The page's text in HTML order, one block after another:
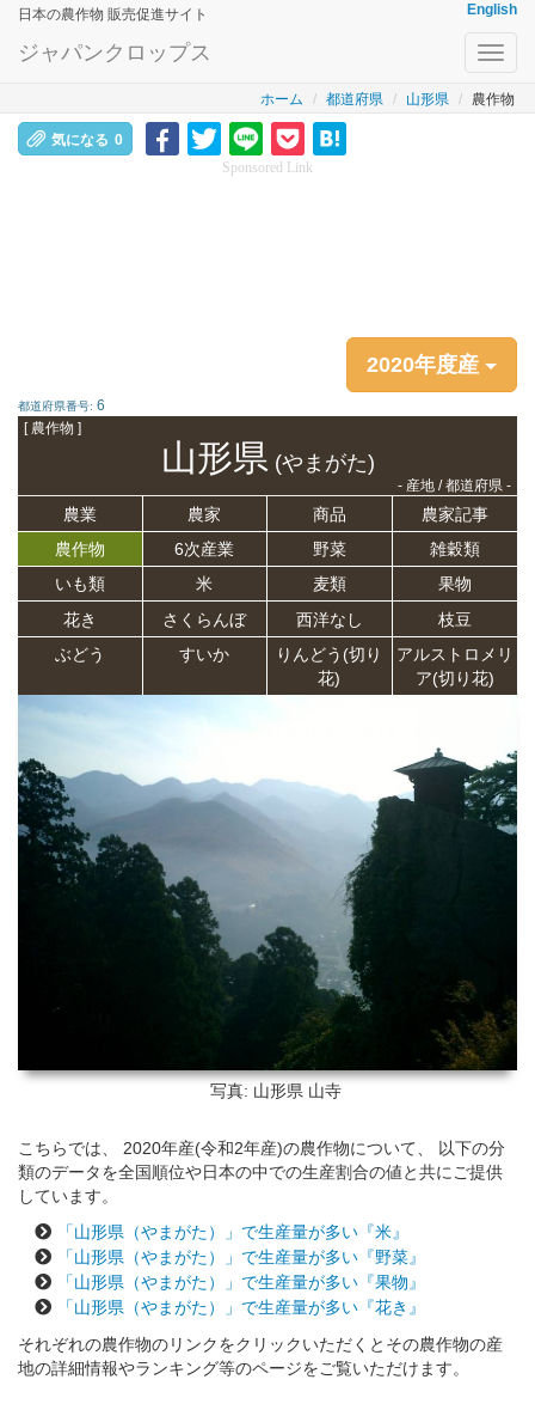
日本の農作物 販売促進サイト English
ジャパンクロップス
ホーム 都道府県 山形県 農作物
気になる 0
Sponsored Link
2020年度産
都道府県番号: 6
[ 農作物 ]
山形県(やまがた)
- 産地 / 都道府県 -
農業 農家 商品
農家記事
農作物
6次産業 野菜
雑穀類
いも類
米 麦類
果物
花き
さくらんぼ 西洋なし
枝豆
ぶどう
すいか
りんどう(切り
花)
アルストロメリ
ア(切り花)
写真: 山形県 山寺
こちらでは、 2020年産(令和2年産)の農作物について、 以下の分
類のデータを全国順位や日本の中での生産割合の値と共にご提供
しています。
「山形県（やまがた）」で生産量が多い『米』
「山形県（やまがた）」で生産量が多い『野菜』
「山形県（やまがた）」で生産量が多い『果物』
「山形県（やまがた）」で生産量が多い『花き』
それぞれの農作物のリンクをクリックいただくとその農作物の産
地の詳細情報やランキング等のページをご覧いただけます。